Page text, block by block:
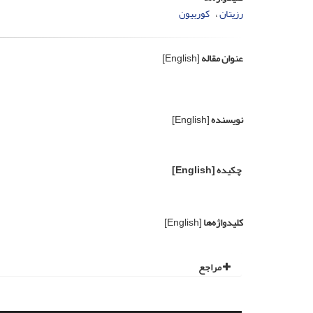
رزیتان کوربیون
عنوان مقاله[English]
نویسنده[English]
چکیده[English]
کلیدواژه‌ها[English]
مراجع